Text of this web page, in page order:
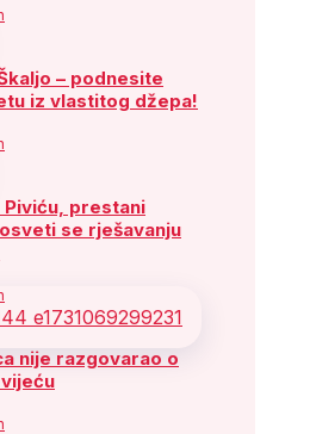
– podnesite
iz vlastitog džepa!
Piviću, prestani
se rješavanju
nije razgovarao o